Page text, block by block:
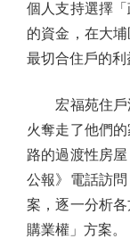
個人支持選擇
的資金，在大
最切合住戶的
宏福苑住戶
火奪走了他們
路的過渡性房
公報》電話訪
案，逐一分析
購業權」方案。